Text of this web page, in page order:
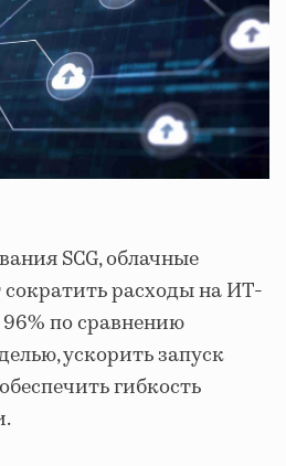
SCG, облачные
расходы на ИТ-
по сравнению
ускорить запуск
гибкость